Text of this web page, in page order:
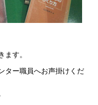
ます。
ター職員へお声掛けくだ